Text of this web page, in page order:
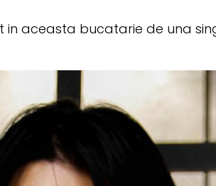
aceasta bucatarie de una